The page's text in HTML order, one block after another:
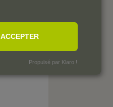
ACCEPTER
Propulsé par Klaro !